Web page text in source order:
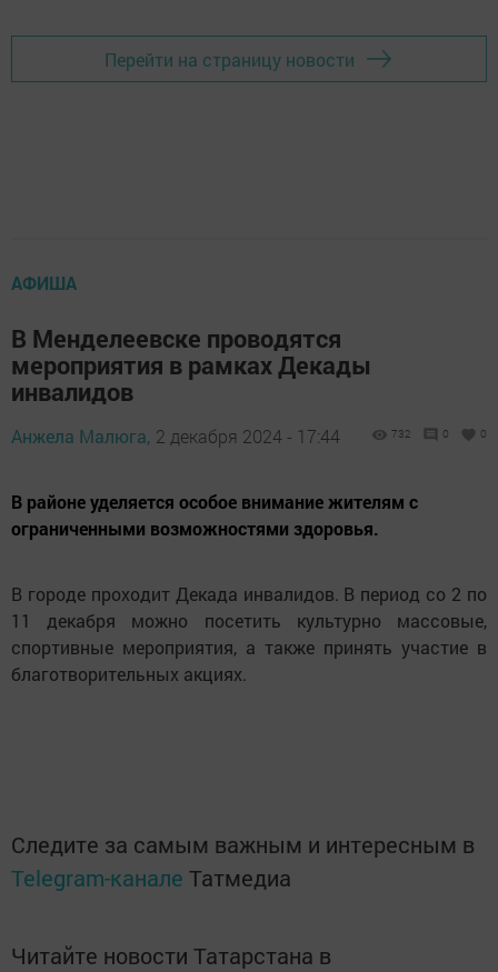
Перейти на страницу новости
АФИША
В Менделеевске проводятся
мероприятия в рамках Декады
инвалидов
Анжела Малюга, 2 декабря 2024 - 17:44 732 0 0
В районе уделяется особое внимание жителям с
ограниченными возможностями здоровья.
В городе проходит Декада инвалидов. В период со 2 по
11 декабря можно посетить культурно массовые,
спортивные мероприятия, а также принять участие в
благотворительных акциях.
Следите за самым важным и интересным в
Telegram-канале Татмедиа
Читайте новости Татарстана в